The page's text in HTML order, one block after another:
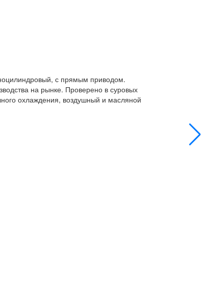
с прямым приводом.
на рынке. Проверено в суровых
охлаждения, воздушный и масляной